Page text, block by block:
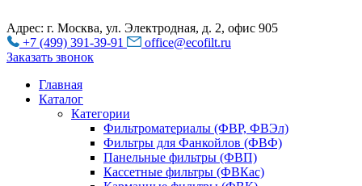
Адрес: г. Москва, ул. Электродная, д. 2, офис 905
+7 (499) 391-39-91
office@ecofilt.ru
Заказать звонок
Главная
Каталог
Категории
Фильтроматериалы (ФВР, ФВЭл)
Фильтры для Фанкойлов (ФВФ)
Панельные фильтры (ФВП)
Кассетные фильтры (ФВКас)